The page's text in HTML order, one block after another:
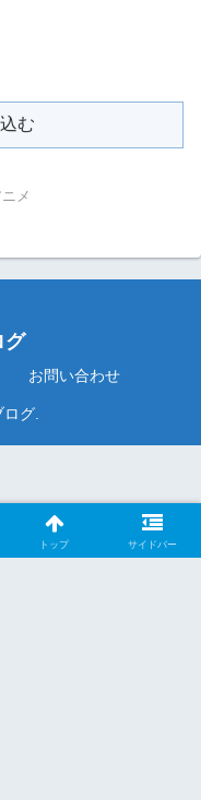
む
メ
グ
お問い合わせ
グ.
トップ サイドバー